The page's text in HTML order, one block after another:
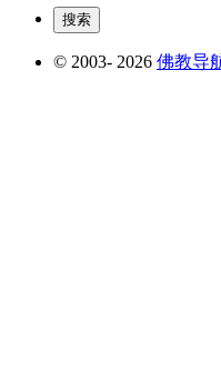
© 2003- 2026 佛教导